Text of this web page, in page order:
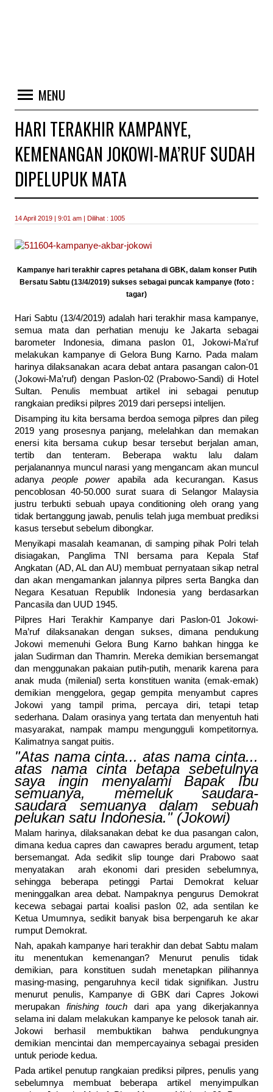
MENU
HARI TERAKHIR KAMPANYE,
KEMENANGAN JOKOWI-MA’RUF SUDAH
DIPELUPUK MATA
14 April 2019 | 9:01 am | Dilihat : 1005
Kampanye hari terakhir capres petahana di GBK, dalam konser Putih
Bersatu Sabtu (13/4/2019) sukses sebagai puncak kampanye (foto :
tagar)
Hari Sabtu (13/4/2019) adalah hari terakhir masa kampanye,
semua mata dan perhatian menuju ke Jakarta sebagai
barometer Indonesia, dimana paslon 01, Jokowi-Ma'ruf
melakukan kampanye di Gelora Bung Karno. Pada malam
harinya dilaksanakan acara debat antara pasangan calon-01
(Jokowi-Ma’ruf) dengan Paslon-02 (Prabowo-Sandi) di Hotel
Sultan. Penulis membuat artikel ini sebagai penutup
rangkaian prediksi pilpres 2019 dari persepsi intelijen.
Disamping itu kita bersama berdoa semoga pilpres dan pileg
2019 yang prosesnya panjang, melelahkan dan memakan
enersi kita bersama cukup besar tersebut berjalan aman,
tertib dan tenteram. Beberapa waktu lalu dalam
perjalanannya muncul narasi yang mengancam akan muncul
adanya people powerapabila ada kecurangan. Kasus
pencoblosan 40-50.000 surat suara di Selangor Malaysia
justru terbukti sebuah upaya conditioning oleh orang yang
tidak bertanggung jawab, penulis telah juga membuat prediksi
kasus tersebut sebelum dibongkar.
Menyikapi masalah keamanan, di samping pihak Polri telah
disiagakan, Panglima TNI bersama para Kepala Staf
Angkatan (AD, AL dan AU) membuat pernyataan sikap netral
dan akan mengamankan jalannya pilpres serta Bangka dan
Negara Kesatuan Republik Indonesia yang berdasarkan
Pancasila dan UUD 1945.
Pilpres Hari Terakhir Kampanye dari Paslon-01 Jokowi-
Ma’ruf dilaksanakan dengan sukses, dimana pendukung
Jokowi memenuhi Gelora Bung Karno bahkan hingga ke
jalan Sudirman dan Thamrin. Mereka demikian bersemangat
dan menggunakan pakaian putih-putih, menarik karena para
anak muda (milenial) serta konstituen wanita (emak-emak)
demikian menggelora, gegap gempita menyambut capres
Jokowi yang tampil prima, percaya diri, tetapi tetap
sederhana. Dalam orasinya yang tertata dan menyentuh hati
masyarakat, nampak mampu mengungguli kompetitornya.
Kalimatnya sangat puitis.
"Atas nama cinta... atas nama cinta...
atas nama cinta betapa sebetulnya
saya ingin menyalami Bapak Ibu
semuanya, memeluk saudara-
saudara semuanya dalam sebuah
pelukan satu Indonesia." (Jokowi)
Malam harinya, dilaksanakan debat ke dua pasangan calon,
dimana kedua capres dan cawapres beradu argument, tetap
bersemangat. Ada sedikit slip tounge dari Prabowo saat
menyatakan arah ekonomi dari presiden sebelumnya,
sehingga beberapa petinggi Partai Demokrat keluar
meninggalkan area debat. Nampaknya pengurus Demokrat
kecewa sebagai partai koalisi paslon 02, ada sentilan ke
Ketua Umumnya, sedikit banyak bisa berpengaruh ke akar
rumput Demokrat.
Nah, apakah kampanye hari terakhir dan debat Sabtu malam
itu menentukan kemenangan? Menurut penulis tidak
demikian, para konstituen sudah menetapkan pilihannya
masing-masing, pengaruhnya kecil tidak signifikan. Justru
menurut penulis, Kampanye di GBK dari Capres Jokowi
merupakan finishing touch dari apa yang dikerjakannya
selama ini dalam melakukan kampanye ke pelosok tanah air.
Jokowi berhasil membuktikan bahwa pendukungnya
demikian mencintai dan mempercayainya sebagai presiden
untuk periode kedua.
Pada artikel penutup rangkaian prediksi pilpres, penulis yang
sebelumnya membuat beberapa artikel menyimpulkan